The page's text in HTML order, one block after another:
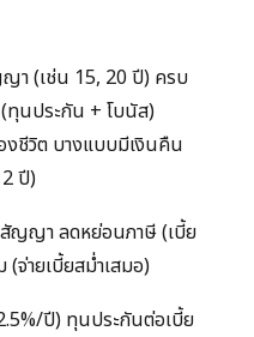
ญา (เช่น 15, 20 ปี) ครบ
นประกัน + โบนัส)
ชีวิต บางแบบมีเงินคืน
ปี)
ญญา ลดหย่อนภาษี (เบี้ย
จ่ายเบี้ยสม่ำเสมอ)
ปี) ทุนประกันต่อเบี้ย